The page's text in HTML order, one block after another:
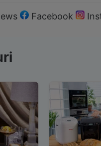
Facebook